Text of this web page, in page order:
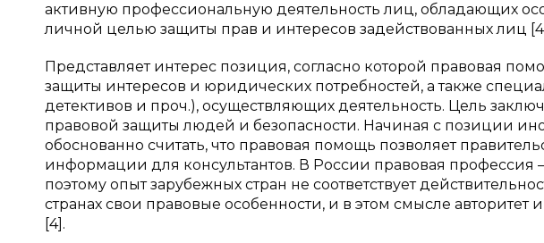
активную профессиональную деятельность лиц, обладающих
личной целью защиты прав и интересов задействованных лиц
Представляет интерес позиция, согласно которой правовая
защиты интересов и юридических потребностей, а также
детективов и проч.), осуществляющих деятельность. Цель
правовой защиты людей и безопасности. Начиная с позиции
обоснованно считать, что правовая помощь позволяет
информации для консультантов. В России правовая профессия
поэтому опыт зарубежных стран не соответствует
странах свои правовые особенности, и в этом смысле авторитет
[4].